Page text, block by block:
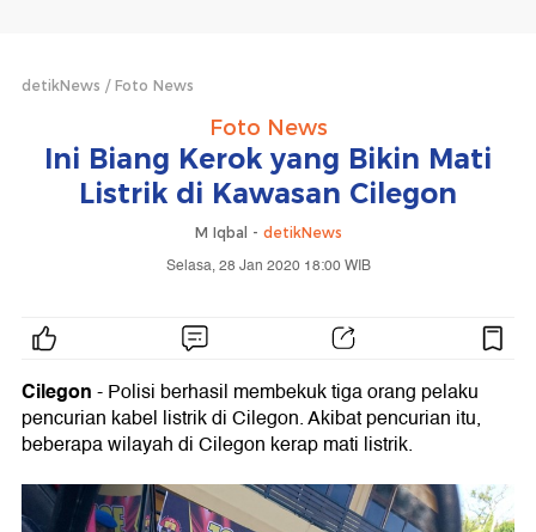
detikNews Foto News
Foto News
Ini Biang Kerok yang Bikin Mati
Listrik di Kawasan Cilegon
M Iqbal - detikNews
Selasa, 28 Jan 2020 18:00 WIB
Cilegon- Polisi berhasil membekuk tiga orang pelaku
pencurian kabel listrik di Cilegon. Akibat pencurian itu,
beberapa wilayah di Cilegon kerap mati listrik.